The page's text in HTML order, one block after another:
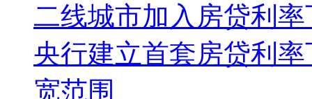
二线城市加入房贷利
央行建立首套房贷利
宽范围